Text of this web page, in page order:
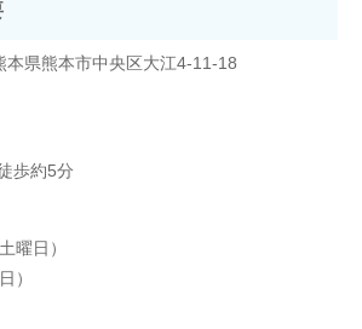
県熊本市中央区大江4-11-18
歩約5分
曜日）
）